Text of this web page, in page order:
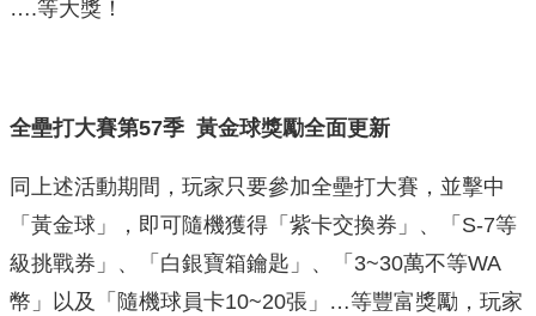
….等大獎！
全壘打大賽第57季 黃金球獎勵全面更新
同上述活動期間，玩家只要參加全壘打大賽，並擊中
「黃金球」，即可隨機獲得「紫卡交換券」、「S-7等
級挑戰券」、「白銀寶箱鑰匙」、「3~30萬不等WA
幣」以及「隨機球員卡10~20張」…等豐富獎勵，玩家